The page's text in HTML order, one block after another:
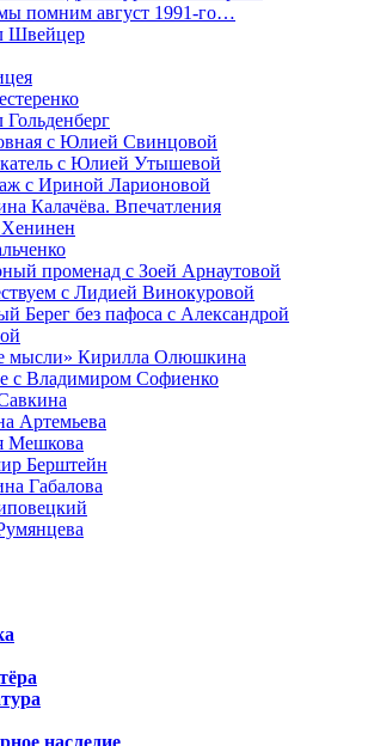
помним август 1991-го…
Швейцер
с Юлией Свинцовой
с Юлией Утышевой
с Ириной Ларионовой
Калачёва. Впечатления
променад с Зоей Арнаутовой
с Лидией Винокуровой
Берег без пафоса с Александрой
мысли» Кирилла Олюшкина
с Владимиром Софиенко
Артемьева
Мешкова
Берштейн
Габалова